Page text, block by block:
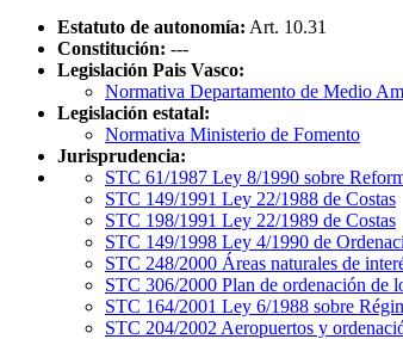
Estatuto de autonomía: Art. 10.31
Constitución: ---
Legislación Pais Vasco:
Normativa Departamento de Medio
Legislación estatal:
Normativa Ministerio de Fomento
Jurisprudencia:
STC 61/1987 Ley 8/1990 sobre
STC 149/1991 Ley 22/1988 de Costas
STC 198/1991 Ley 22/1989 de Costas
STC 149/1998 Ley 4/1990 de
STC 248/2000 Áreas naturales de
STC 306/2000 Plan de ordenación de
STC 164/2001 Ley 6/1988 sobre
STC 204/2002 Aeropuertos y